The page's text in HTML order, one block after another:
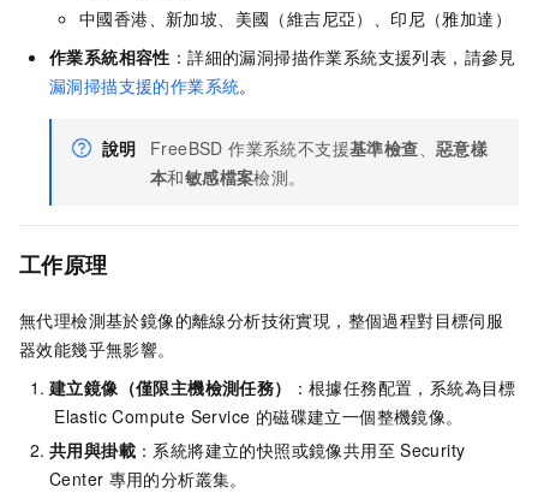
中國香港、新加坡、美國（維吉尼亞）、印尼（雅加達）
作業系統相容性 ：詳細的漏洞掃描作業系統支援列表，請參見
漏洞掃描支援的作業系統。
說明 FreeBSD 作業系統不支援基準檢查、惡意樣
本和敏感檔案檢測。
工作原理
無代理檢測基於鏡像的離線分析技術實現，整個過程對目標伺服
器效能幾乎無影響。
建立鏡像（僅限主機檢測任務）
：根據任務配置，系統為目標
Elastic Compute Service 的磁碟建立一個整機鏡像。
共用與掛載 ：系統將建立的快照或鏡像共用至 Security
Center 專用的分析叢集。